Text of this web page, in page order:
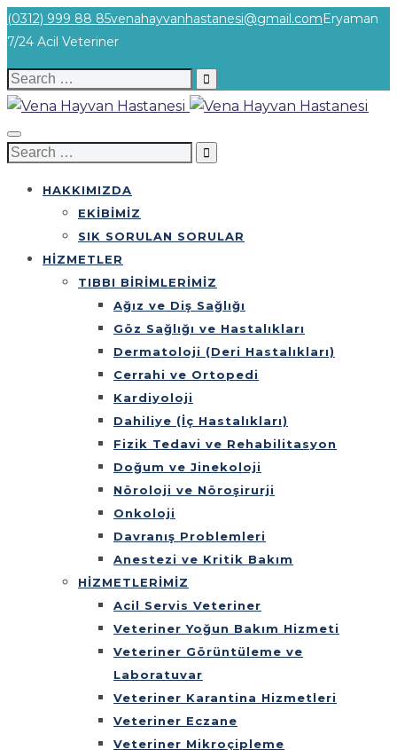
(0312) 999 88 85venahayvanhastanesi@gmail.comEryaman
7/24 Acil Veteriner
Search
for:
Search
HAKKIMIZDA
EKİBİMİZ
SIK SORULAN SORULAR
HİZMETLER
TIBBI BİRİMLERİMİZ
Ağız ve Diş Sağlığı
Göz Sağlığı ve Hastalıkları
Dermatoloji (Deri Hastalıkları)
Cerrahi ve Ortopedi
Kardiyoloji
Dahiliye (İç Hastalıkları)
Fizik Tedavi ve Rehabilitasyon
Doğum ve Jinekoloji
Nöroloji ve Nöroşirurji
Onkoloji
Davranış Problemleri
Anestezi ve Kritik Bakım
HİZMETLERİMİZ
Acil Servis Veteriner
Veteriner Yoğun Bakım Hizmeti
Veteriner Görüntüleme ve
Laboratuvar
Veteriner Karantina Hizmetleri
Veteriner Eczane
Veteriner Mikroçipleme